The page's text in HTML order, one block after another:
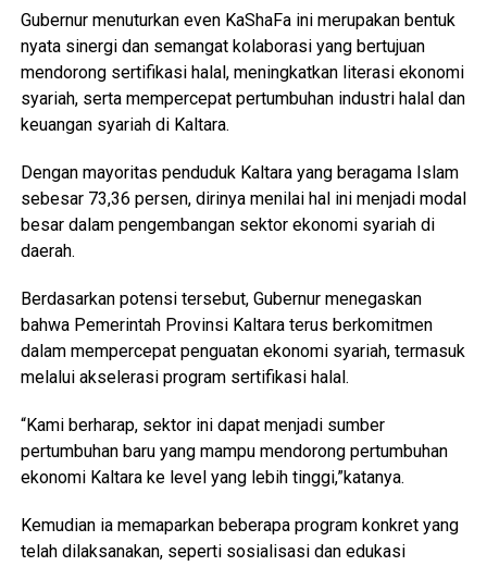
Gubernur menuturkan even KaShaFa ini merupakan bentuk
nyata sinergi dan semangat kolaborasi yang bertujuan
mendorong sertifikasi halal, meningkatkan literasi ekonomi
syariah, serta mempercepat pertumbuhan industri halal dan
keuangan syariah di Kaltara.
Dengan mayoritas penduduk Kaltara yang beragama Islam
sebesar 73,36 persen, dirinya menilai hal ini menjadi modal
besar dalam pengembangan sektor ekonomi syariah di
daerah.
Berdasarkan potensi tersebut, Gubernur menegaskan
bahwa Pemerintah Provinsi Kaltara terus berkomitmen
dalam mempercepat penguatan ekonomi syariah, termasuk
melalui akselerasi program sertifikasi halal.
“Kami berharap, sektor ini dapat menjadi sumber
pertumbuhan baru yang mampu mendorong pertumbuhan
ekonomi Kaltara ke level yang lebih tinggi,”katanya.
Kemudian ia memaparkan beberapa program konkret yang
telah dilaksanakan, seperti sosialisasi dan edukasi